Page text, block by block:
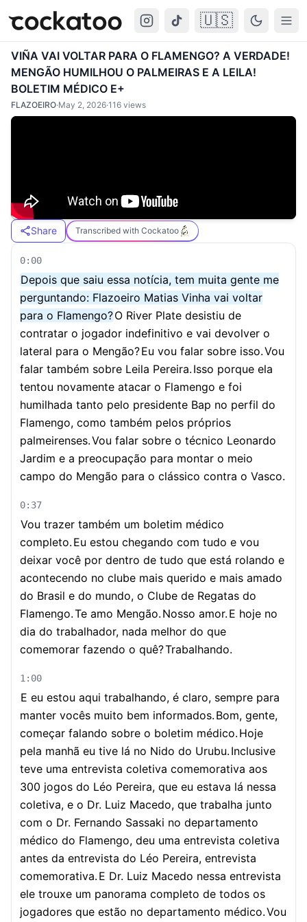
Cockatoo 🇺🇸
VIÑA VAI VOLTAR PARA O FLAMENGO? A VERDADE!
MENGÃO HUMILHOU O PALMEIRAS E A LEILA!
BOLETIM MÉDICO E+
FLAZOEIRO·May 2, 2026·116 views
Share Transcribed with Cockatoo
0:00
Depois que saiu essa notícia, tem muita gente me
perguntando: Flazoeiro Matias Vinha vai voltar
para o Flamengo?O River Plate desistiu de
contratar o jogador indefinitivo e vai devolver o
lateral para o Mengão?Eu vou falar sobre isso.Vou
falar também sobre Leila Pereira. Isso porque ela
tentou novamente atacar o Flamengo e foi
humilhada tanto pelo presidente Bap no perfil do
Flamengo, como também pelos próprios
palmeirenses.Vou falar sobre o técnico Leonardo
Jardim e a preocupação para montar o meio
campo do Mengão para o clássico contra o Vasco.
0:37
Vou trazer também um boletim médico
completo. Eu estou chegando com tudo e vou
deixar você por dentro de tudo que está rolando e
acontecendo no clube mais querido e mais amado
do Brasil e do mundo, o Clube de Regatas do
Flamengo.Te amo Mengão. Nosso amor. E hoje no
dia do trabalhador, nada melhor do que
comemorar fazendo o quê?Trabalhando.
1:00
E eu estou aqui trabalhando, é claro, sempre para
manter vocês muito bem informados. Bom, gente,
começar falando sobre o boletim médico. Hoje
pela manhã eu tive lá no Nido do Urubu. Inclusive
teve uma entrevista coletiva comemorativa aos
300 jogos do Léo Pereira, que eu estava lá nessa
coletiva, e o Dr. Luiz Macedo, que trabalha junto
com o Dr. Fernando Sassaki no departamento
médico do Flamengo, deu uma entrevista coletiva
antes da entrevista do Léo Pereira, entrevista
comemorativa. E Dr. Luiz Macedo nessa entrevista
ele trouxe um panorama completo de todos os
jogadores que estão no departamento médico.Vou